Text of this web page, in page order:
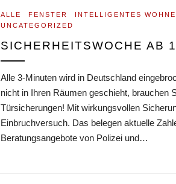
ALLE FENSTER INTELLIGENTES
UNCATEGORIZED
SICHERHEITSWOCHE AB
Alle 3-Minuten wird in Deutschland
nicht in Ihren Räumen geschieht, brauchen
Türsicherungen! Mit wirkungsvollen
Einbruchversuch. Das belegen aktuelle
Beratungsangebote von Polizei und…